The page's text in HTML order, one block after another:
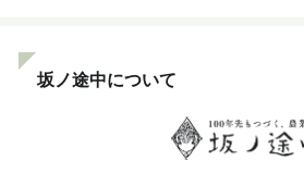
坂ノ途中について